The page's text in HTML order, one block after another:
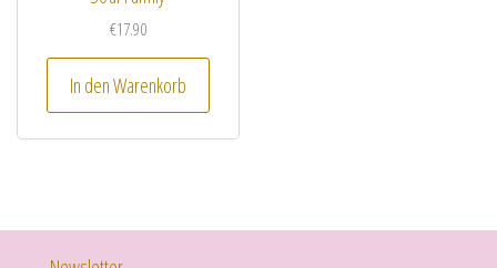
€17.90
In den Warenkorb